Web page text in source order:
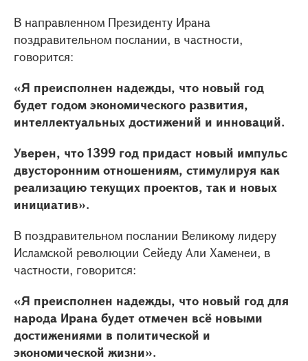
В направленном Президенту Ирана
поздравительном послании, в частности,
говорится:
«Я преисполнен надежды, что новый год
будет годом экономического развития,
интеллектуальных достижений и инноваций.
Уверен, что 1399 год придаст новый импульс
двусторонним отношениям, стимулируя как
реализацию текущих проектов, так и новых
инициатив».
В поздравительном послании Великому лидеру
Исламской революции Сейеду Али Хаменеи, в
частности, говорится:
«Я преисполнен надежды, что новый год для
народа Ирана будет отмечен всё новыми
достижениями в политической и
экономической жизни».